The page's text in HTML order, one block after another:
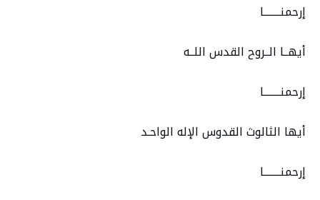
إرحمنــــــــا
أيهــا الــروح القدس اللــه
إرحمنــــــــا
أيها الثالوث القدوس الإله الواحـد
إرحمنــــــــا